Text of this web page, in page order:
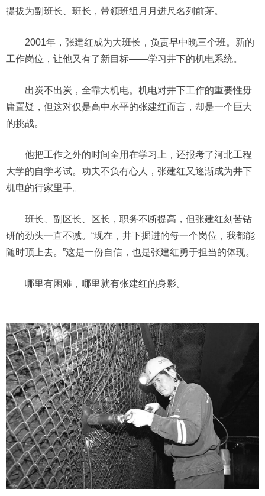
提拔为副班长、班长，带领班组月月进尺名列前茅。
2001年，张建红成为大班长，负责早中晚三个班。新的
工作岗位，让他又有了新目标——学习井下的机电系统。
出炭不出炭，全靠大机电。机电对井下工作的重要性毋
庸置疑，但这对仅是高中水平的张建红而言，却是一个巨大
的挑战。
他把工作之外的时间全用在学习上，还报考了河北工程
大学的自学考试。功夫不负有心人，张建红又逐渐成为井下
机电的行家里手。
班长、副区长、区长，职务不断提高，但张建红刻苦钻
研的劲头一直不减。“现在，井下掘进的每一个岗位，我都能
随时顶上去。”这是一份自信，也是张建红勇于担当的体现。
哪里有困难，哪里就有张建红的身影。